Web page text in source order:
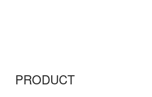
PRODUCT